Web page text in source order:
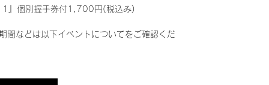
』個別握手券付1,700円(税込み)
間などは以下イベントについてをご確認くだ